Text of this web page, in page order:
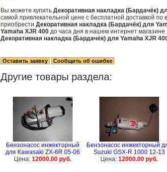
Вы можете купить Декоративная накладка (Бардачёк)
самой привлекательной цене с бесплатной доставкой
приобрести Декоративная накладка (Бардачёк) для
Yamaha XJR 400 до часа дня в нашем интернет магазине
Декоративная накладка (Бардачёк) для Yamaha XJR
Другие товары раздела:
Бензонасос инжекторный
для Kawasaki ZX-6R 05-06
Цена: 12000.00 руб.
Бензонасос инжекторный
Suzuki GSX-R 1000 12-13
Цена: 12000.00 руб.